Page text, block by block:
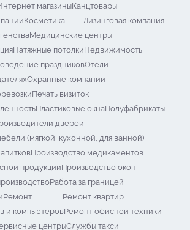
магазиныКанцтовары
Косметика
Лизинговая компания
Медицинские центры
Натяжные потолкиНедвижимость
праздниковОтели
Охранные компании
Печать визиток
Пластиковые окнаПолуфабрикаты
дверей
(мягкой, кухонной, для ванной)
Производство медикаментов
продукцииПроизводство окон
Работа за границей
Ремонт
Ремонт квартир
и компьютеровРемонт офисной техники
центрыСлужбы такси